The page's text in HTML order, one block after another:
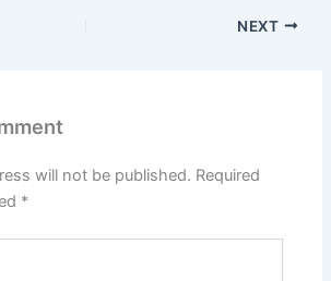
NEXT
will not be published. Required
*